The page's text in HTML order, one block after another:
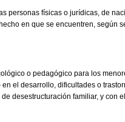
personas físicas o jurídicas, de
en que se encuentren, según
o pedagógico para los
el desarrollo, dificultades o
desestructuración familiar, y con